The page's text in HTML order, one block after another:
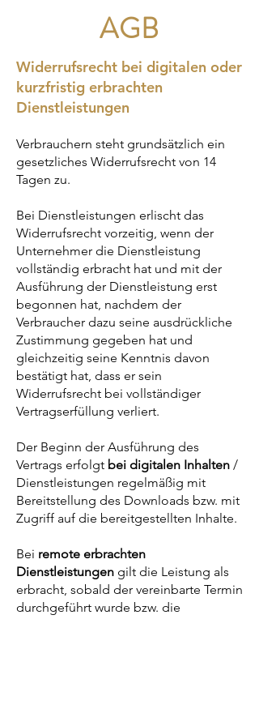
AGB
Widerrufsrecht bei digitalen oder
kurzfristig erbrachten
Dienstleistungen
Verbrauchern steht grundsätzlich ein
gesetzliches Widerrufsrecht von 14
Tagen zu.
Bei Dienstleistungen erlischt das
Widerrufsrecht vorzeitig, wenn der
Unternehmer die Dienstleistung
vollständig erbracht hat und mit der
Ausführung der Dienstleistung erst
begonnen hat, nachdem der
Verbraucher dazu seine ausdrückliche
Zustimmung gegeben hat und
gleichzeitig seine Kenntnis davon
bestätigt hat, dass er sein
Widerrufsrecht bei vollständiger
Vertragserfüllung verliert.
Der Beginn der Ausführung des
Vertrags erfolgt bei digitalen Inhalten /
Dienstleistungen regelmäßig mit
Bereitstellung des Downloads bzw. mit
Zugriff auf die bereitgestellten Inhalte.
Bei remote erbrachten
Dienstleistungen gilt die Leistung als
erbracht, sobald der vereinbarte Termin
durchgeführt wurde bzw. die